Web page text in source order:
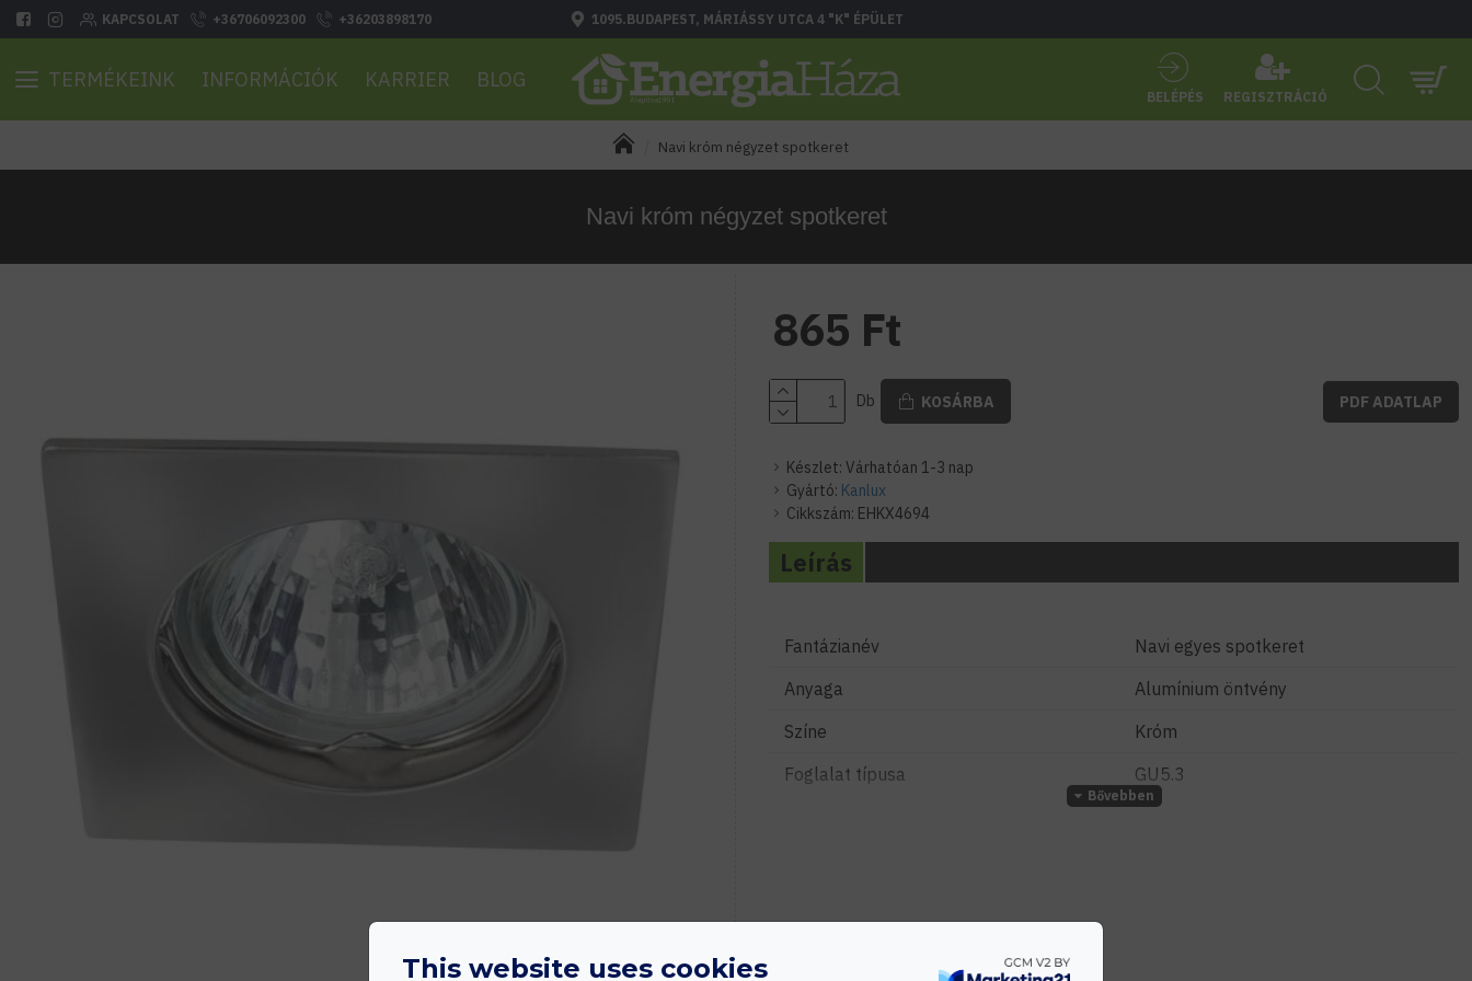
KAPCSOLAT +36706092300 +36203898170 1095.BUDAPEST, MÁRIÁSSY UTCA 4 "K" ÉPÜLET
TERMÉKEINK INFORMÁCIÓK KARRIER BLOG
BELÉPÉS REGISZTRÁCIÓ
Navi króm négyzet spotkeret
Navi króm négyzet spotkeret
Készlet: Várhatóan 1-3 nap
Gyártó: Kanlux
Cikkszám: EHKX4694
865 Ft
Db KOSÁRBA PDF ADATLAP
Leírás
Fantázianév
Navi egyes spotkeret
Anyaga
Alumínium öntvény
Színe
Króm
Foglalat típusa
GU5.3
This website uses cookies